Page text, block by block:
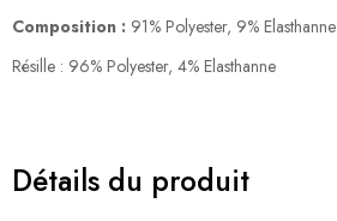
Composition : 91% Polyester, 9% Elasthanne
Résille : 96% Polyester, 4% Elasthanne
Détails du produit